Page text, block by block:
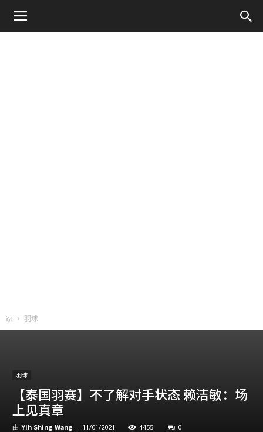
家 羽球
羽球
【泰国羽赛】不了解对手状态 赖洁敏：场
上见真章
由 Yih Shing Wang - 11/01/2021 4455 0